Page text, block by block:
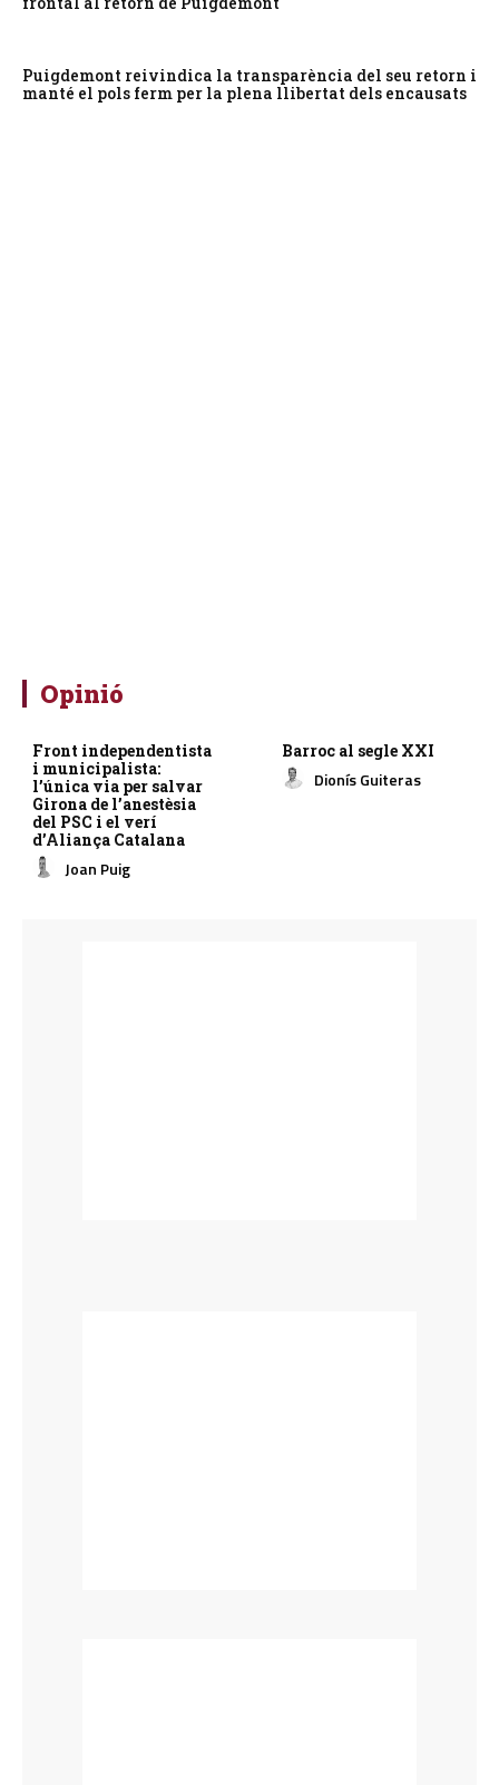
Puigdemont reivindica la transparència del seu retorn i
manté el pols ferm per la plena llibertat dels encausats
Opinió
Front independentista
i municipalista:
l’única via per salvar
Girona de l’anestèsia
del PSC i el verí
d’Aliança Catalana
Joan Puig
Barroc al segle XXI
Dionís Guiteras